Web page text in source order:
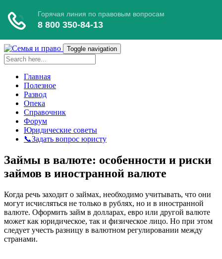
Toggle navigation
Главная
Полезное
Развод
Опека
Справочник
Форум
Юридические советы
📞Задать вопрос юристу
Займы в валюте: особенности и риски
займов в иностранной валюте
Когда речь заходит о займах, необходимо учитывать, что они
могут исчисляться не только в рублях, но и в иностранной
валюте. Оформить займ в долларах, евро или другой валюте
может как юридическое, так и физическое лицо. Но при этом
следует учесть разницу в валютном регулировании между
странами.